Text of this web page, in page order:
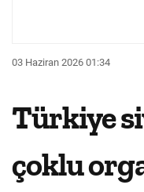
03 Haziran 2026 01:34
Türkiye
çoklu